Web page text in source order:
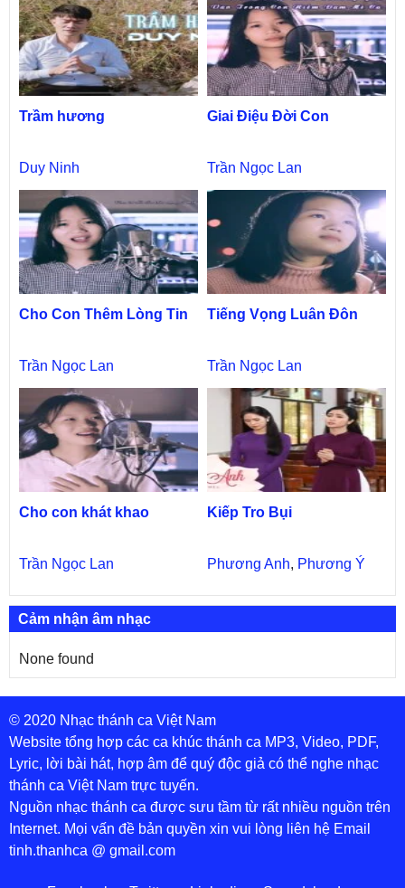
Trầm hương
Duy Ninh
Giai Điệu Đời Con
Trần Ngọc Lan
Cho Con Thêm Lòng Tin
Trần Ngọc Lan
Tiếng Vọng Luân Đôn
Trần Ngọc Lan
Cho con khát khao
Trần Ngọc Lan
Kiếp Tro Bụi
Phương Anh, Phương Ý
Cảm nhận âm nhạc
None found
© 2020 Nhạc thánh ca Việt Nam
Website tổng hợp các ca khúc thánh ca MP3, Video, PDF,
Lyric, lời bài hát, hợp âm để quý độc giả có thể nghe nhạc
thánh ca Việt Nam trực tuyến.
Nguồn nhạc thánh ca được sưu tầm từ rất nhiều nguồn trên
Internet. Mọi vấn đề bản quyền xin vui lòng liên hệ Email
tinh.thanhca @ gmail.com